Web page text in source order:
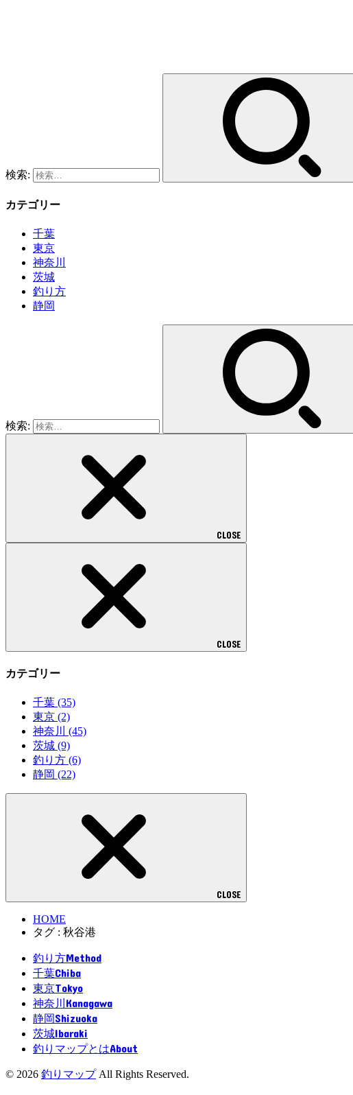
検索:
カテゴリー
千葉
東京
神奈川
茨城
釣り方
静岡
検索:
CLOSE
CLOSE
カテゴリー
千葉 (35)
東京 (2)
神奈川 (45)
茨城 (9)
釣り方 (6)
静岡 (22)
CLOSE
HOME
タグ : 秋谷港
釣り方Method
千葉Chiba
東京Tokyo
神奈川 Kanagawa
静岡Shizuoka
茨城Ibaraki
釣りマップとはAbout
© 2026 釣りマップAll Rights Reserved.